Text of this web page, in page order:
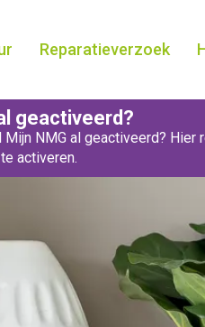
Reparatieverzoek
geactiveerd?
Mijn NMG al geactiveerd?
activeren.